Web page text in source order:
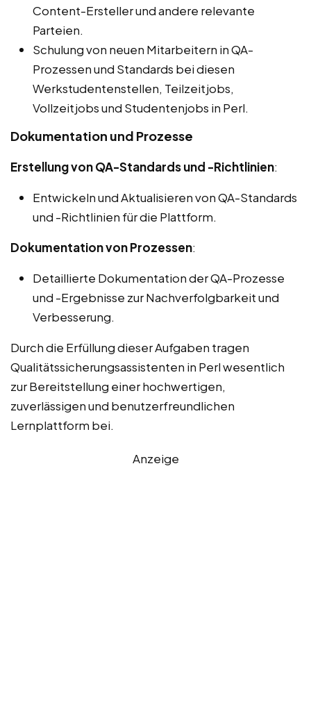
Content-Ersteller und andere relevante
Parteien.
Schulung von neuen Mitarbeitern in QA-
Prozessen und Standards bei diesen
Werkstudentenstellen, Teilzeitjobs,
Vollzeitjobs und Studentenjobs in Perl.
Dokumentation und Prozesse
Erstellung von QA-Standards und -Richtlinien:
Entwickeln und Aktualisieren von QA-Standards
und -Richtlinien für die Plattform.
Dokumentation von Prozessen:
Detaillierte Dokumentation der QA-Prozesse
und -Ergebnisse zur Nachverfolgbarkeit und
Verbesserung.
Durch die Erfüllung dieser Aufgaben tragen
Qualitätssicherungsassistenten in Perl wesentlich
zur Bereitstellung einer hochwertigen,
zuverlässigen und benutzerfreundlichen
Lernplattform bei.
Anzeige